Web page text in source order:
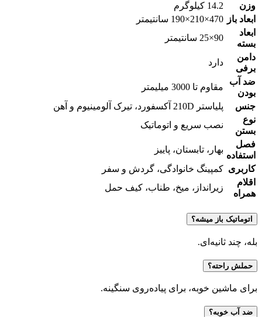
وزن
14.2 کیلوگرم
ابعاد باز 470×210×190 سانتیمتر
ابعاد
بسته
90×25 سانتیمتر
دامن
برفی
دارد
ضد آب
بودن
مقاوم تا 3000 میلیمتر
جنس
پلیاستر 210D آکسفورد، تیرک آلومینیوم و آهن
نوع
بستن
نصب سریع و اتوماتیک
فصل
استفاده
بهار، تابستان، پاییز
کاربری کمپینگ خانوادگی، گردش و سفر
اقلام
همراه
زیرانداز، میخ، طناب، کیف حمل
اتوماتیک باز میشه؟
بله، چند ثانیه‌ای.
حملش راحته؟
برای ماشین خوبه، برای پیاده‌روی سنگینه.
ضد آب خوبه؟